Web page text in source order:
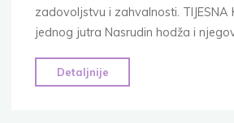
zadovoljstvu i zahvalnosti. TIJESNA
jednog jutra Nasrudin hodža i
Detaljnije
poučnih